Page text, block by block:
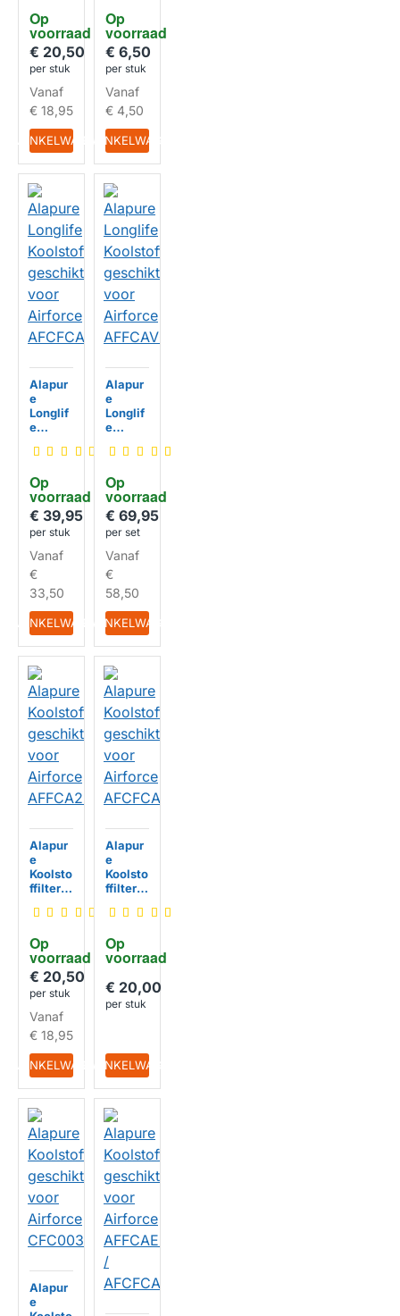
HUISMERK
Op
voorraad
e
AFFCA
2329i
€ 20,50
per stuk
Vanaf
€ 18,95
IN WINKELWAGEN
HUISMERK
Op
voorraad
e
AFFCA
LN2
€ 6,50
per stuk
Vanaf
€ 4,50
IN WINKELWAGEN
HUISMERK
Op
voorraad
Alapur
e
Longlif
e
ffilter
kt voor
Airforc
e
AFCFC
A267LL
€ 39,95
per stuk
Vanaf
€
33,50
IN WINKELWAGEN
HUISMERK
Op
voorraad
Alapur
e
Longlif
e
ffilter
kt voor
Airforc
e
AFFCA
V60LL
€ 69,95
per set
Vanaf
€
58,50
IN WINKELWAGEN
HUISMERK
Op
voorraad
Alapur
e
Koolsto
ffilter
kt voor
e
AFFCA
238
€ 20,50
per stuk
Vanaf
€ 18,95
IN WINKELWAGEN
HUISMERK
Op
voorraad
Alapur
e
Koolsto
ffilter
kt voor
e
AFCFC
€ 20,00
per stuk
IN WINKELWAGEN
Alapur
e